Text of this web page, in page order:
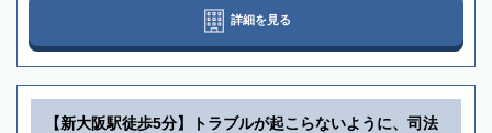
詳細を見る
【新大阪駅徒歩5分】トラブルが起こらないように、司法